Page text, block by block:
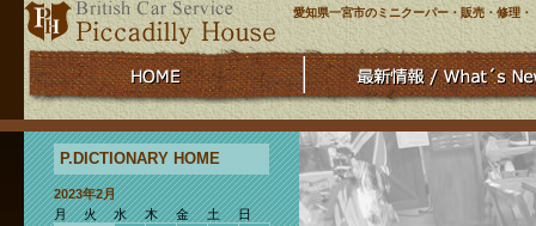
愛知県一宮市のミニクーパー・販売・修理
P.DICTIONARY HOME
2023年2月
月
火 水 木 金 土 日